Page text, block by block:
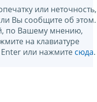
или неточность,
Вы сообщите об этом.
по Вашему мнению,
на клавиатуре
или нажмите сюда.